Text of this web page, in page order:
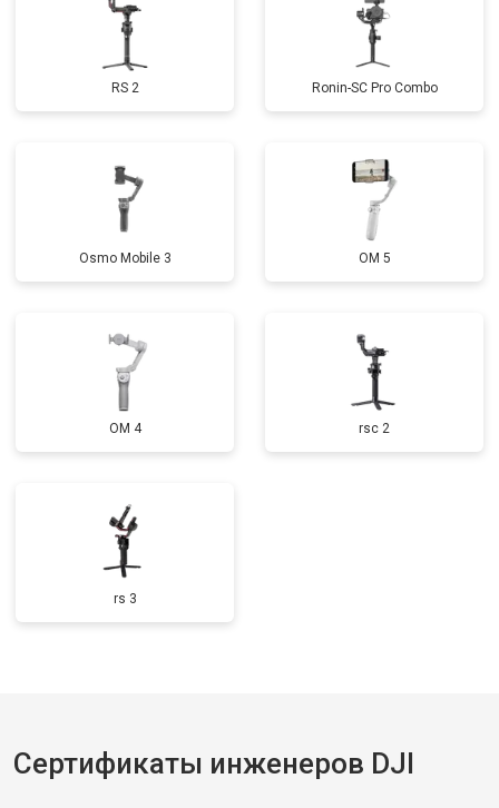
RS 2 Ronin-SC Pro Combo
Osmo Mobile 3 OM 5
OM 4 rsc 2
rs 3
Сертификаты инженеров DJI